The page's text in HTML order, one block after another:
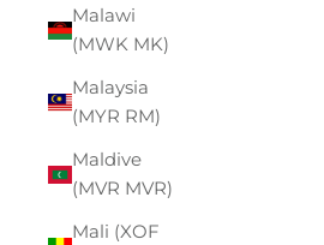
Malawi
(MWK MK)
Malaysia
(MYR RM)
Maldive
(MVR MVR)
Mali (XOF